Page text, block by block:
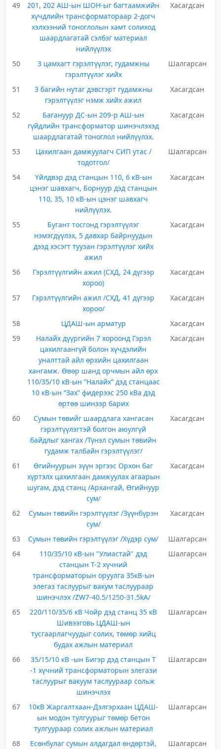
49
201, 202 АШ-ын ШОН-ыг багтаамжийн
хүчдлийн трансформатораар 2-догч
хэлхээний тоноглолын хамт солиход
шаардлагатай сэлбэг материал
нийлүүлэх
Хасагдсан
50
3 цамхагт гэрэлтүүлэг, гудамжны
гэрэлтүүлэг хийх
Шалгарсан
51
3 багийн нутаг дэвсгэрт гудамжны
гэрэлтүүлэг нэмж хийх ажил
Хасагдсан
52
Багануур ДС-ын 209-р АШ-ын
гүйдлийн трансформатор шинэчлэхэд
шаардлагатай тоноглол нийлүүлэх.
Хасагдсан
53
Цахилгаан дамжуулагч СИП утас /
тодотгол/
Шалгарсан
54
Үйлдвэр дэд станцын 110, 6 кВ-ын
цэнэг шавхагч, Борнуур дэд станцын
110, 35, 10 кВ-ын цэнэг шавхагч
нийлүүлэх.
Хасагдсан
55
Бугант тосгонд гэрэлтүүлэг
нэмэгдүүлэх, 5 давхар байрнуудын
дээд хэсэгт туузан гэрэлтүүлэг хийх
ажил
Хасагдсан
56
Гэрэлтүүлгийн ажил (СХД, 24 дүгээр
хороо)
Хасагдсан
57
Гэрэлтүүлгийн ажил /СХД, 41 дүгээр
хороо/
Хасагдсан
58 ЦДАШ-ын арматур
Хасагдсан
59
Налайх дүүргийн 7 хороонд Гэрэл
цахилгаангүй болон хүчдэлийн
уналттай айл өрхийн цахилгаан
хангамж. Өвөр шанд орчмын айл өрх
110/35/10 кВ-ын “Налайх” дэд станцаас
10 кВ-ын “Зах” фидерээс 250 кВа дэд
өртөө шинээр барих
Хасагдсан
60
Сумын төвийг шаардлага хангасан
гэрэлтүүлэгтэй болгон аюулгүй
байдлыг хангах /Түнэл сумын төвийн
гудамж талбайн гэрэлтүүлэг/
Хасагдсан
61
Өгийнуурын зүүн эргээс Орхон баг
хүртэлх цахилгаан дамжуулах агаарын
шугам, дэд станц /Архангай, Өгийнуур
сум/
Хасагдсан
62
Сумын төвийн гэрэлтүүлэг /Зүүнбүрэн
сум/
Хасагдсан
63 Сумын төвийн гэрэлтүүлэг /Хүдэр сум/
Шалгарсан
64
110/35/10 кВ-ын "Улиастай" дэд
станцын Т-2 хүчний
трансформаторын оруулга 35кВ-ын
элегаз таслуурыг вакум таслуураар
шинэчлэх /ZW7-40.5/1250-31.5kA/
Шалгарсан
65
220/110/35/6 кВ Чойр дэд станц 35 кВ
Шивээговь ЦДАШ-ын
тусгаарлагчуудыг солих, төмөр хийц
будах ажлын материал
Шалгарсан
66
35/15/10 кВ -ын Бигэр дэд станцын Т
-1 хүчний трансформаторын элегази
таслуурыг вакуум таслуураар сольж
шинэчлэх
Шалгарсан
67
10кВ Жаргалтхаан-Дэлгэрхаан ЦДАШ-
ын модон тулгуурыг төмөр бетон
тулгуураар солих ажлын материал
Шалгарсан
68
Есөнбулаг сумын алдагдал өндөртэй,
Шалгарсан